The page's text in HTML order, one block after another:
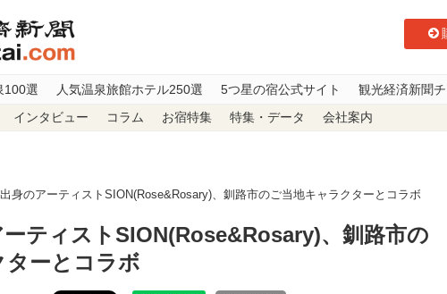
100選 人気温泉旅館ホテル250選 5つ星の宿公式サイト 観光経済新聞
インタビュー コラム お宿特集 特集・データ 会社案内
身のアーティストSION(Rose&Rosary)、釧路市のご当地キャラクターとコラボ
ティストSION(Rose&Rosary)、釧路市の
ターとコラボ